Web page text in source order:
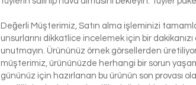
Değerli Müşterimiz, Satın alma işleminizi
unsurlarını dikkatlice incelemek için bir
unutmayın. Ürününüz örnek görsellerden
müşterimiz, ürününüzde herhangi bir sorun
gününüz için hazırlanan bu ürünün son provası